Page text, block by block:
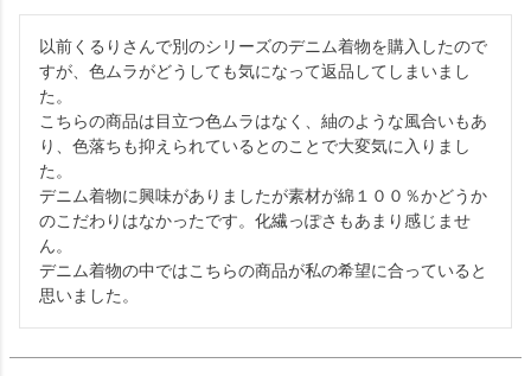
以前くるりさんで別のシリーズのデニム着物を購入したので
すが、色ムラがどうしても気になって返品してしまいまし
た。
こちらの商品は目立つ色ムラはなく、紬のような風合いもあ
り、色落ちも抑えられているとのことで大変気に入りまし
た。
デニム着物に興味がありましたが素材が綿１００％かどうか
のこだわりはなかったです。化繊っぽさもあまり感じませ
ん。
デニム着物の中ではこちらの商品が私の希望に合っていると
思いました。